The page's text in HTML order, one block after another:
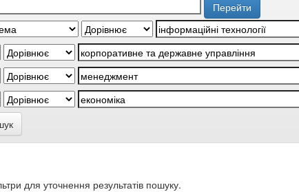
для уточнення результатів пошуку.